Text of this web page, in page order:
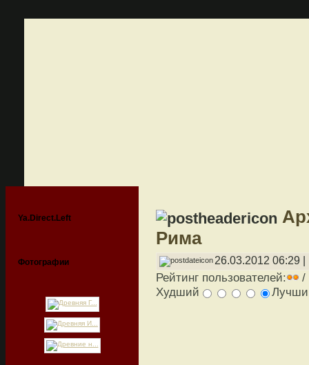
Ya.Direct.Left
Фотографии
Рима
26.03.2012 06:29 |
Рейтинг пользователей:
/
Худший